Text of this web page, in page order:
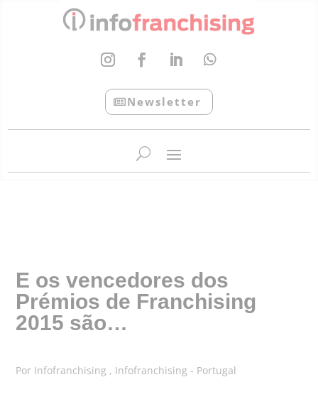
Newsletter
E os vencedores dos
Prémios de Franchising
2015 são…
Por Infofranchising , Infofranchising - Portugal